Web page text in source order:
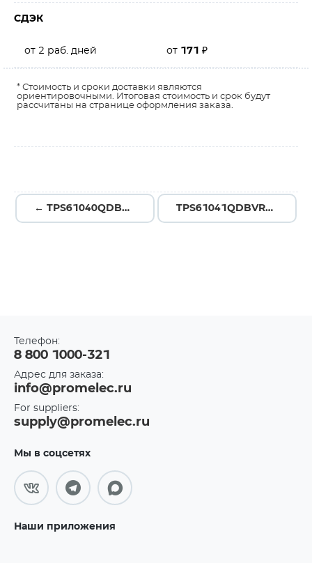
СДЭК
от 2 раб. дней от 171 ₽
* Стоимость и сроки доставки являются
ориентировочными. Итоговая стоимость и срок будут
рассчитаны на странице оформления заказа.
← TPS61040QDBVRQ1 TPS61041QDBVRQ1 →
Телефон:
8 800 1000-321
Адрес для заказа:
info@promelec.ru
For suppliers:
supply@promelec.ru
Мы в соцсетях
Наши приложения